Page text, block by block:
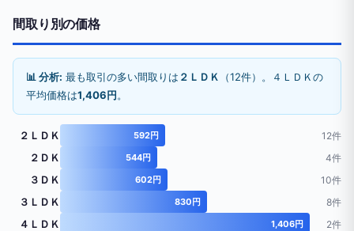
間取り別の価格
📊 分析: 最も取引の多い間取りは ２ＬＤＫ
（12件）。４ＬＤＫの
平均価格は1,406円。
２ＬＤＫ 592円 12件
２ＤＫ 544円 4件
３ＤＫ 602円 10件
３ＬＤＫ 830円 8件
４ＬＤＫ 1,406円 2件